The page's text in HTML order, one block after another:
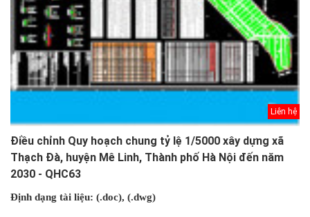
Liên hệ
Điều chỉnh Quy hoạch chung tỷ lệ 1/5000 xây dựng xã
Thạch Đà, huyện Mê Linh, Thành phố Hà Nội đến năm
2030 - QHC63
Định dạng tài liệu: (.doc), (.dwg)